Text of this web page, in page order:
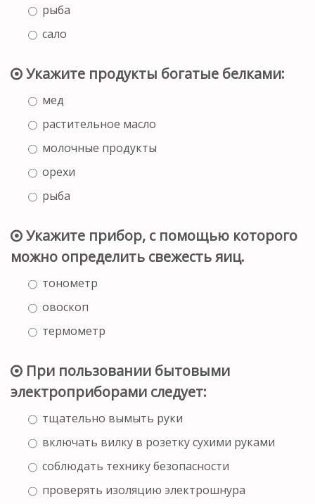
рыба
сало
Укажите продукты богатые белками:
мед
растительное масло
молочные продукты
орехи
рыба
Укажите прибор, с помощью которого
можно определить свежесть яиц.
тонометр
овоскоп
термометр
При пользовании бытовыми
электроприборами следует:
тщательно вымыть руки
включать вилку в розетку сухими руками
соблюдать технику безопасности
проверять изоляцию электрошнура